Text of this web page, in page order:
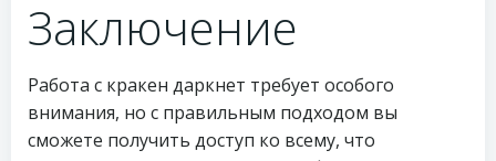
Заключение
Работа с кракен даркнет требует особого
внимания, но с правильным подходом вы
сможете получить доступ ко всему, что